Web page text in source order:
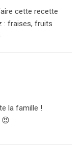
cette recette
: fraises, fruits
la famille !
😍